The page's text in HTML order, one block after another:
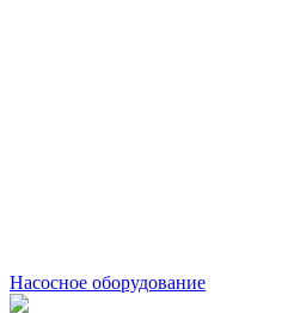
Насосное оборудование